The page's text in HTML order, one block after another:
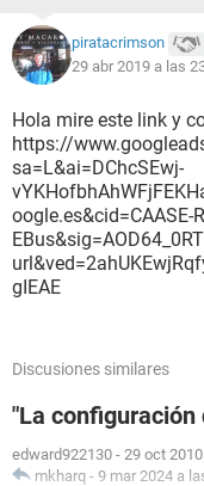
piratacrimson
29 abr 2019 a las
Hola mire este link y
https://
sa=L&ai=DChcSEwj-
oogle.es&cid=CAASE-
gIEAE
Discusiones similares
"La
edward922130 - 29 oct
mkharq - 9 mar 2024 a